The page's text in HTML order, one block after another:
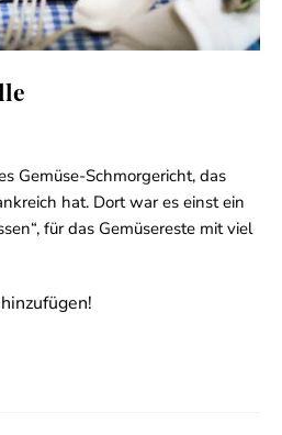
Gemüse-Schmorgericht, das
hat. Dort war es einst ein
für das Gemüsereste mit viel